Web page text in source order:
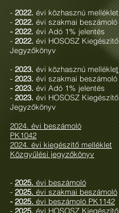
- 2022. évi közhasznú melléklet
- 2022. évi szakmai beszámoló
- 2022. évi Adó 1% jelentés
- 2022. évi HOSOSZ Kiegészítő
Jegyzőkönyv
- 2023. évi közhasznú melléklet
- 2023. évi szakmai beszámoló
- 2023. évi Adó 1% jelentés
- 2023. évi HOSOSZ Kiegészítő
Jegyzőkönyv
2024. évi beszámoló
PK1042
2024. évi kiegészítő melléklet
Közgyűlési jegyzőkönyv
- 2025. évi beszámoló
- 2025. évi szakmai beszámoló
-2025. évi beszámoló PK1142
- 2025. évi HOSOSZ Kiegészítő